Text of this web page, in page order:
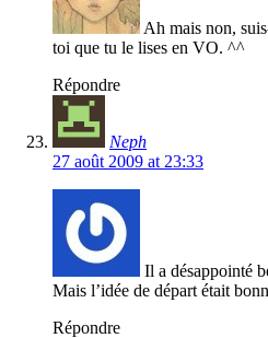
Ah mais non,
toi que tu le lises en VO. ^^
Répondre
Neph
27 août 2009 at 23:33
Il a désappointé
Mais l’idée de départ était
Répondre